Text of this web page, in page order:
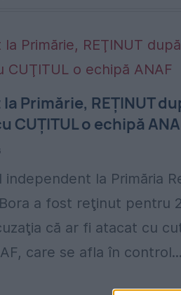
Primărie, REŢINUT
CUŢITUL o echipă
independent la Primăria
a fost reţinut pentru
că ar fi atacat cu
care se afla în control...